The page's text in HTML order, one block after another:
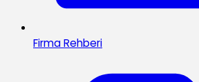
Firma Rehberi